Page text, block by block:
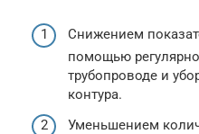
Снижением
помощью
трубопроводе и
контура.
Уменьшением